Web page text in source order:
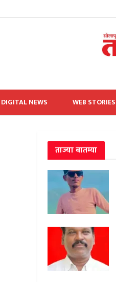
DIGITAL NEWS WEB STORIES
ताज्या बातम्या